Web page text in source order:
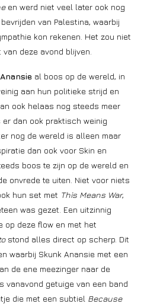
en werd niet veel later ook nog
van Palestina, waarbij
kon rekenen. Het zou niet
deze avond blijven.
al boos op de wereld, in
aan hun politieke strijd en
ook helaas nog steeds meer
dan ook praktisch weinig
nog de wereld is alleen maar
dan ook voor Skin en
boos te zijn op de wereld en
onvrede te uiten. Niet voor niets
hun set met This Means War,
was gezet. Een uitzinnig
op deze flow en met het
stond alles direct op scherp. Dit
waarbij Skunk Anansie met een
de ene meezinger naar de
vanavond getuige van een band
die met een subtiel Because